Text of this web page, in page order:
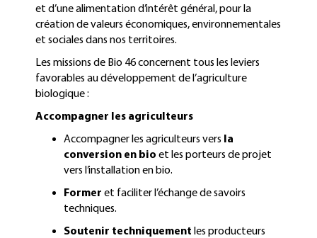
et d’une alimentation d’intérêt général, pour la
création de valeurs économiques, environnementales
et sociales dans nos territoires.
Les missions de Bio 46 concernent tous les leviers
favorables au développement de l’agriculture
biologique :
Accompagner les agriculteurs
Accompagner les agriculteurs vers la
conversion en bio et les porteurs de projet
vers l’installation en bio.
Former et faciliter l’échange de savoirs
techniques.
Soutenir techniquement les producteurs